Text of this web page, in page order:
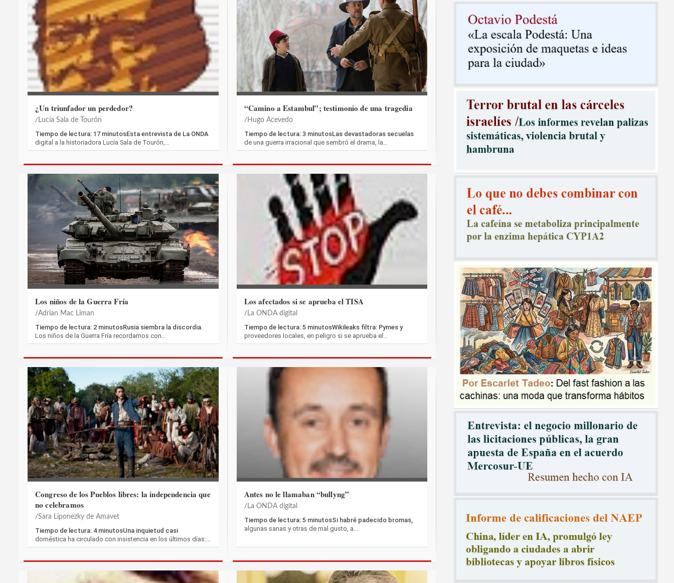
¿Un triunfador un perdedor?
Lucía Sala de Tourón
Tiempo de lectura: 17 minutosEsta entrevista de La ONDA
digital a la historiadora Lucía Sala de Tourón,…
“Camino a Estambul”; testimonio de una tragedia
Hugo Acevedo
Tiempo de lectura: 3 minutosLas devastadoras secuelas
de una guerra irracional que sembró el drama, la…
Los niños de la Guerra Fría
Adrian Mac Liman
Tiempo de lectura: 2 minutosRusia siembra la discordia.
Los niños de la Guerra Fría recordamos con…
Los afectados si se aprueba el TISA
La ONDA digital
Tiempo de lectura: 5 minutosWikileaks filtra: Pymes y
proveedores locales, en peligro si se aprueba el…
Congreso de los Pueblos libres: la independencia que
no celebramos
Sara Liponezky de Amavet
Tiempo de lectura: 4 minutosUna inquietud casi
doméstica ha circulado con insistencia en los últimos días:…
Antes no le llamaban “bullyng”
La ONDA digital
Tiempo de lectura: 5 minutosSi habré padecido bromas,
algunas sanas y otras de mal gusto, a…